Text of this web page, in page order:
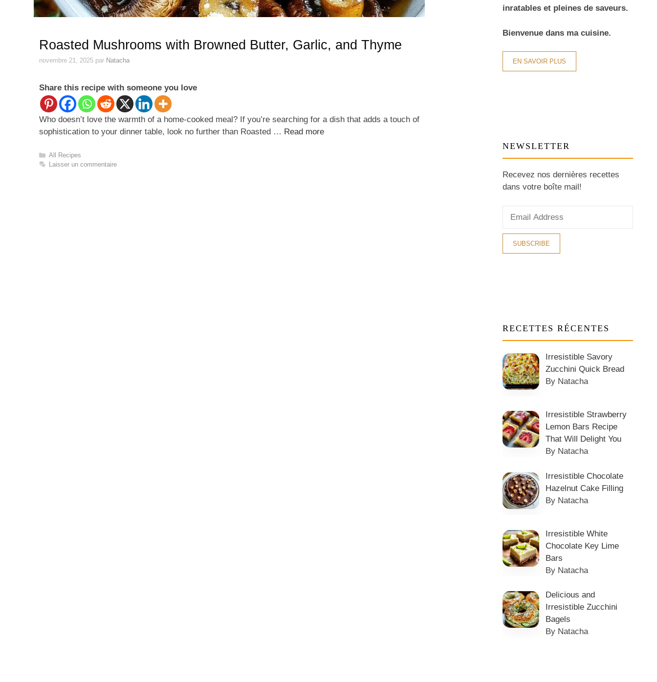
Roasted Mushrooms with Browned Butter, Garlic, and Thyme
novembre 21, 2025 par Natacha
Share this recipe with someone you love
Who doesn’t love the warmth of a home-cooked meal? If you’re searching for a dish that adds a touch of
sophistication to your dinner table, look no further than Roasted … Read more
Catégories
All Recipes
Laisser un commentaire
inratables et pleines de saveurs.
Bienvenue dans ma cuisine.
EN SAVOIR PLUS
NEWSLETTER
Recevez nos dernières recettes
dans votre boîte mail!
RECETTES RÉCENTES
Irresistible Savory
Zucchini Quick Bread
By Natacha
Irresistible Strawberry
Lemon Bars Recipe
That Will Delight You
By Natacha
Irresistible Chocolate
Hazelnut Cake Filling
By Natacha
Irresistible White
Chocolate Key Lime
Bars
By Natacha
Delicious and
Irresistible Zucchini
Bagels
By Natacha